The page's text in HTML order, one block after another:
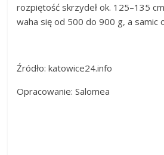
rozpiętość skrzydeł ok. 125–135
waha się od 500 do 900 g, a samic
Źródło: katowice24.info
Opracowanie: Salomea